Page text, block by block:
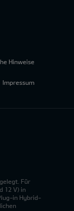
Hinweise
Impressum
Für
12 V) in
in Hybrid-